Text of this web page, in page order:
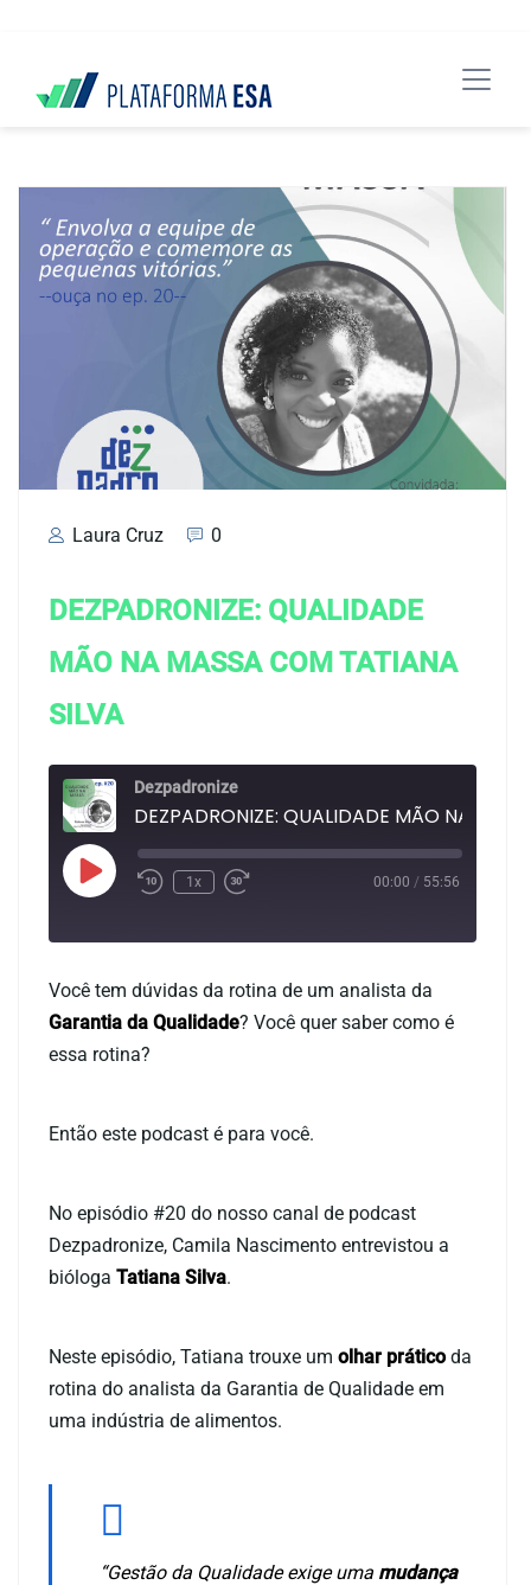
Laura Cruz 0
DEZPADRONIZE: QUALIDADE
MÃO NA MASSA COM TATIANA
SILVA
Dezpadronize
1x 00:00 / 55:56
Você tem dúvidas da rotina de um analista da
Garantia da Qualidade? Você quer saber como é
essa rotina?
Então este podcast é para você.
No episódio #20 do nosso canal de podcast
Dezpadronize, Camila Nascimento entrevistou a
bióloga Tatiana Silva.
Neste episódio, Tatiana trouxe um olhar práticoda
rotina do analista da Garantia de Qualidade em
uma indústria de alimentos.
“Gestão da Qualidade exige uma mudança